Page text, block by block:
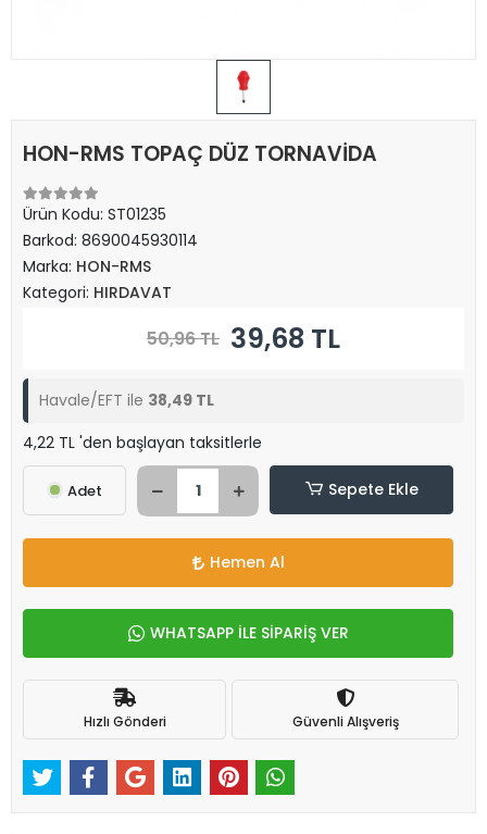
HON-RMS TOPAÇ DÜZ TORNAVİDA
Ürün Kodu: ST01235
Barkod: 8690045930114
Marka: HON-RMS
Kategori: HIRDAVAT
50,96 TL 39,68 TL
Havale/EFT ile 38,49 TL
4,22 TL 'den başlayan taksitlerle
Adet Sepete Ekle
Hemen Al
WHATSAPP İLE SİPARİŞ VER
Hızlı Gönderi Güvenli Alışveriş